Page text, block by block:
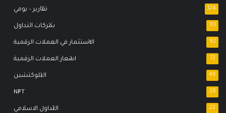
تقارير – يومي 124
شركات التداول 93
الاستثمار في العملات الرقمية 92
اسعار العملات الرقمية 72
البلوكتشين 46
NFT 28
التداول الاسلامي 22